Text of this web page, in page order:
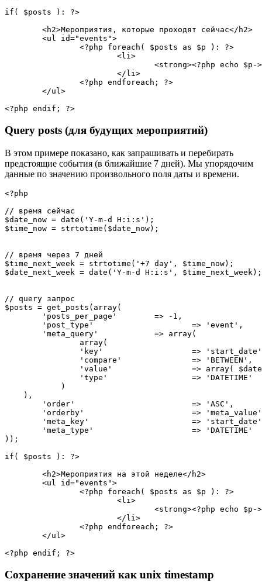
if ( $posts ) :
?>
<h2>Мероприятия, которые проходят сейчас</ h2>
<ul id="events ">
<?php
foreach ( $posts as $p ) :
?>
<li>
<strong><?php echo $p ->
</ li>
<?php endforeach ;
?>
</ul>
<?php endif ; ?>
Query posts (для будущих мероприятий)
В этом примере показано, как запрашивать и перебирать
предстоящие события (в ближайшие 7 дней). Мы упорядочим
данные по значению произвольного поля даты и времени.
<?php
// время сейчас
$date_now = date ( 'Y-m-d H:i:s' ) ;
$time_now = strtotime ( $date_now) ;
// время через 7 дней
$time_next_week = strtotime ( '+7 day' , $time_now) ;
$date_next_week = date ( 'Y-m-d H:i:s' , $time_next_week ) ;
// query запрос
$posts = get_posts ( array(
'posts_per_page'
=> - 1 ,
'post_type'
=> 'event' ,
'meta_query'
=> array(
array(
'key'
=>
'start_date'
'compare'
=> 'BETWEEN' ,
'value'
=> array(
'type'
=>
'DATETIME'
)
) ,
'order'
=> 'ASC' ,
'orderby'
=>
'meta_value'
'meta_key'
=>
'start_date'
'meta_type'
=>
'DATETIME'
) ) ;
if ( $posts ) :
?>
<h2>Мероприятия на этой неделе</ h2>
<ul id="events ">
<?php
foreach ( $posts as $p ) :
?>
<li >
<strong><?php echo $p ->
</ li >
<?php endforeach ;
?>
</ul >
<?php endif ; ?>
Сохранение значений как unix timestamp